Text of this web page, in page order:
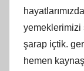
yemeklerimizi
şarap içtik.
hemen